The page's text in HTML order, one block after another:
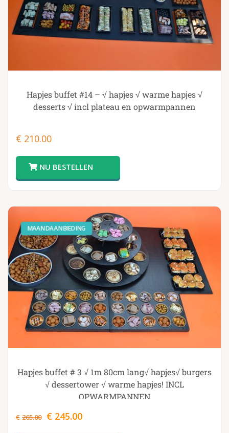
Hapjes buffet #14 – √ hapjes √ warme hapjes √
desserts √ incl plateau en opwarmpannen
€ 210.00
MAANDAANBIEDING
Hapjes buffet # 3 √ 1m 80cm lang√ hapjes√ burgers
√ dessertower √ warme hapjes! INCL
OPWARMPANNEN
€ 265.00
Oorspronkelijke
€ 245.00Huidige